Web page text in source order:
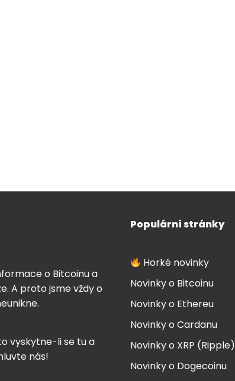
o Bitcoinu a
A proto jsme vždy o
vyskytne-li se tu a
nás!
Populární stránky
Horké novinky
Novinky o Bitcoinu
Novinky o Ethereu
Novinky o Cardanu
Novinky o XRP (Ripple)
Novinky o Dogecoinu